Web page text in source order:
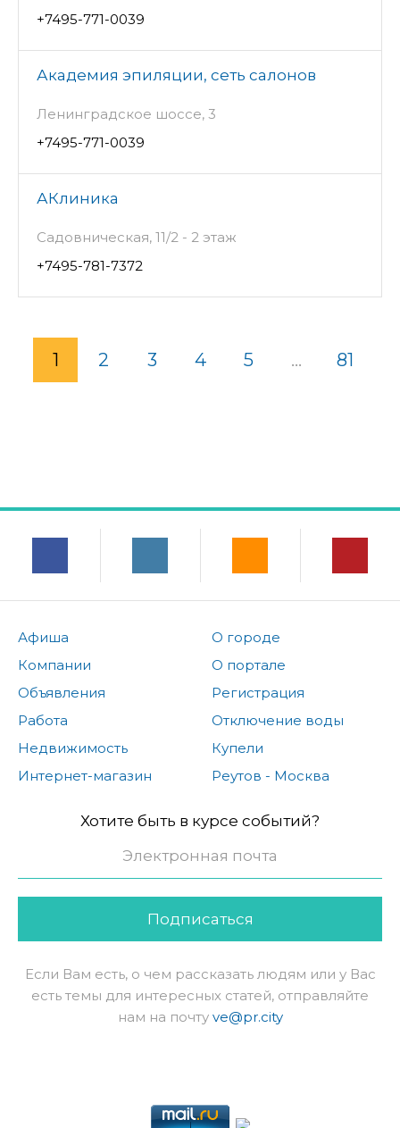
+7495-771-0039
Академия эпиляции, сеть салонов
Ленинградское шоссе, 3
+7495-771-0039
АКлиника
Садовническая, 11/2 - 2 этаж
+7495-781-7372
1 2 3 4 5 ... 81
Афиша
Компании
Объявления
Работа
Недвижимость
Интернет-магазин
О городе
О портале
Регистрация
Отключение воды
Купели
Реутов - Москва
Хотите быть в курсе событий?
Подписаться
Если Вам есть, о чем рассказать людям или у Вас
есть темы для интересных статей, отправляйте
нам на почту ve@pr.city